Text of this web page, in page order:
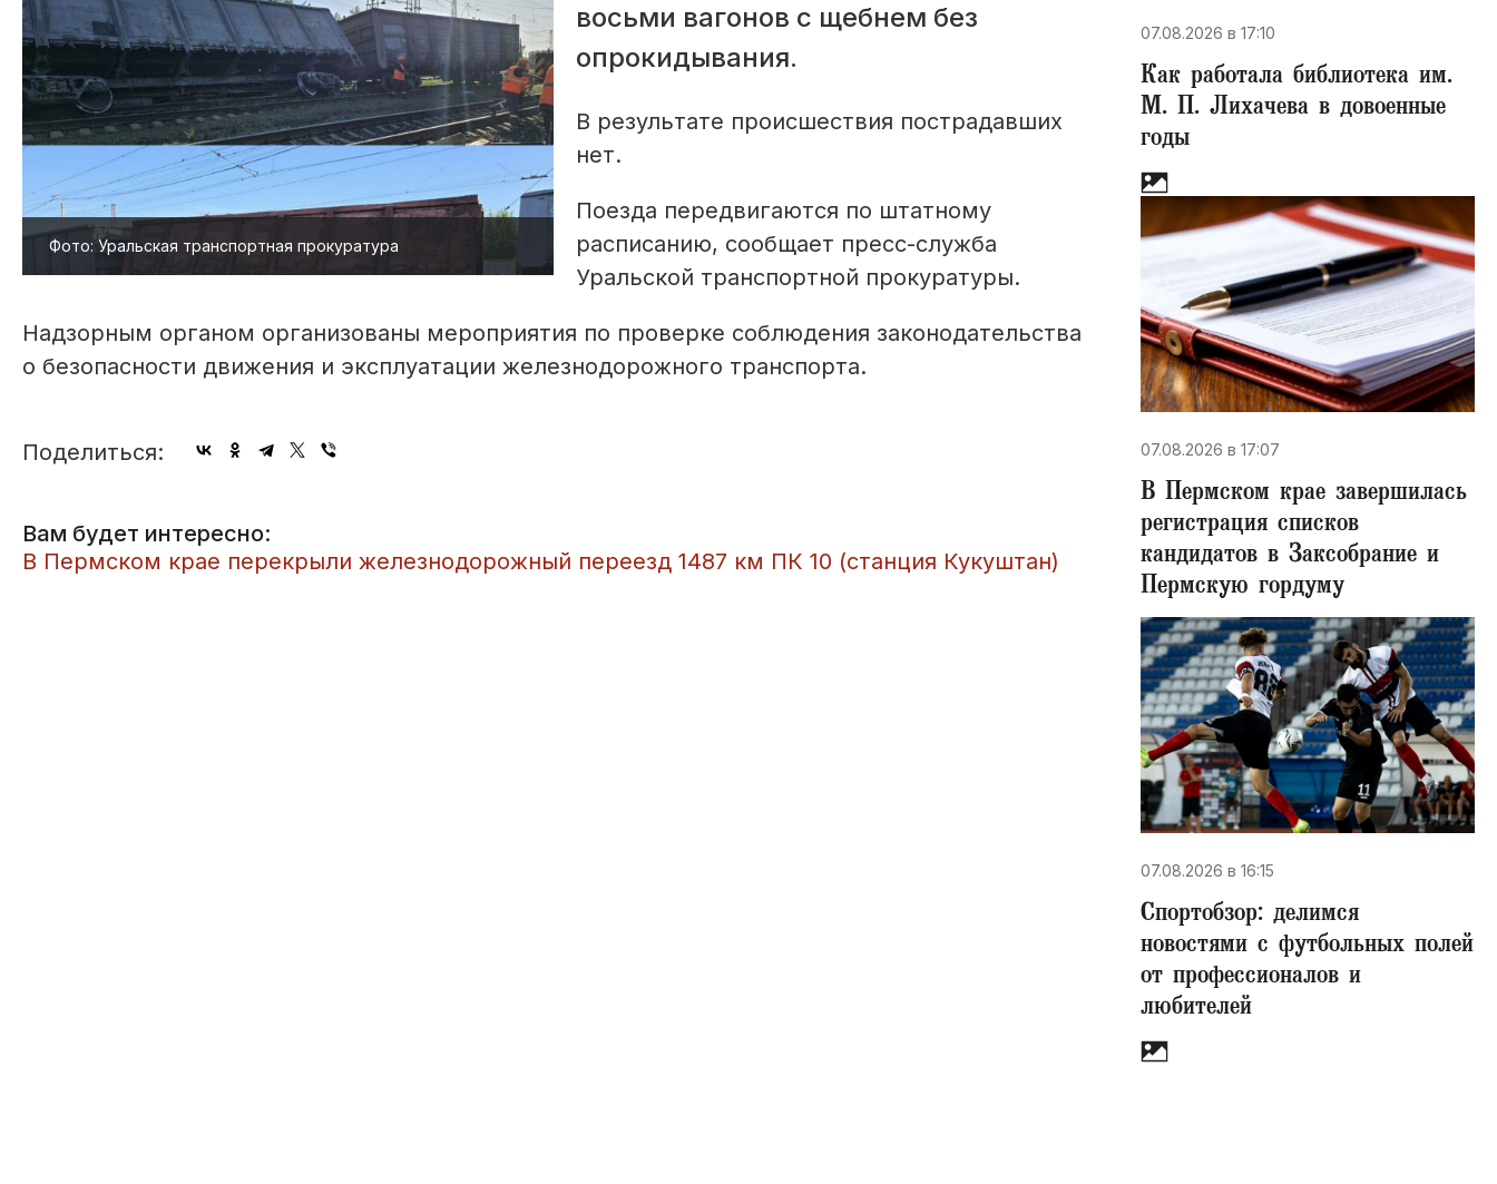
Фото: Уральская транспортная прокуратура
восьми вагонов с щебнем без
опрокидывания.
В результате происшествия пострадавших
нет.
Поезда передвигаются по штатному
расписанию, сообщает пресс-служба
Уральской транспортной прокуратуры.
Надзорным органом организованы мероприятия по проверке соблюдения законодательства
о безопасности движения и эксплуатации железнодорожного транспорта.
Поделиться:
Вам будет интересно:
В Пермском крае перекрыли железнодорожный переезд 1487 км ПК 10 (станция Кукуштан)
07.08.2026 в 17:10
Как работала библиотека им.
М. П. Лихачева в довоенные
годы
07.08.2026 в 17:07
В Пермском крае завершилась
регистрация списков
кандидатов в Заксобрание и
Пермскую гордуму
07.08.2026 в 16:15
Спортобзор: делимся
новостями с футбольных полей
от профессионалов и
любителей